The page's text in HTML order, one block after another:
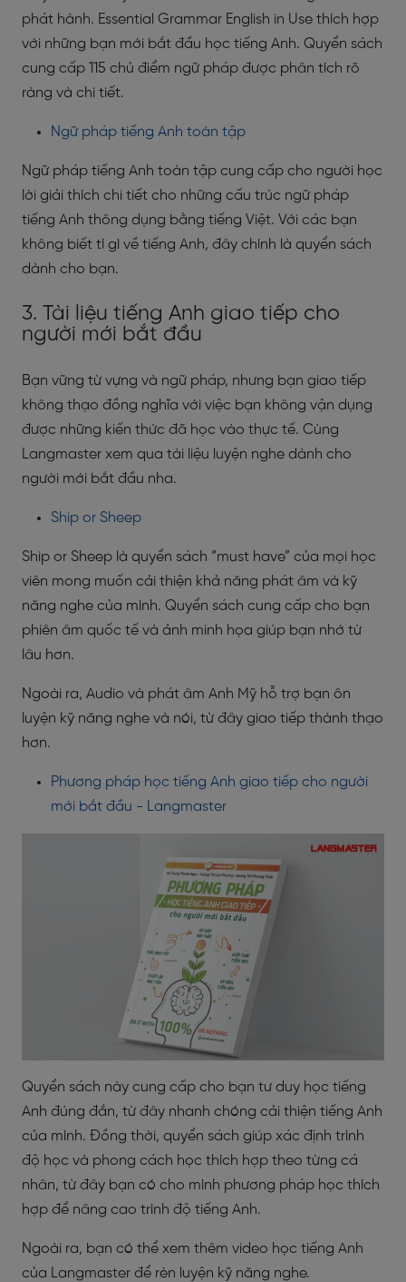
phát hành. Essential Grammar English in Use thích hợp
với những bạn mới bắt đầu học tiếng Anh. Quyển sách
cung cấp 115 chủ điểm ngữ pháp được phân tích rõ
ràng và chi tiết.
Ngữ pháp tiếng Anh toàn tập
Ngữ pháp tiếng Anh toàn tập cung cấp cho người học
lời giải thích chi tiết cho những cấu trúc ngữ pháp
tiếng Anh thông dụng bằng tiếng Việt. Với các bạn
không biết tí gì về tiếng Anh, đây chính là quyển sách
dành cho bạn.
3. Tài liệu tiếng Anh giao tiếp cho
người mới bắt đầu
Bạn vững từ vựng và ngữ pháp, nhưng bạn giao tiếp
không thạo đồng nghĩa với việc bạn không vận dụng
được những kiến thức đã học vào thực tế. Cùng
Langmaster xem qua tài liệu luyện nghe dành cho
người mới bắt đầu nha.
Ship or Sheep
Ship or Sheep là quyển sách “must have” của mọi học
viên mong muốn cải thiện khả năng phát âm và kỹ
năng nghe của mình. Quyển sách cung cấp cho bạn
phiên âm quốc tế và ảnh minh họa giúp bạn nhớ từ
lâu hơn.
Ngoài ra, Audio và phát âm Anh Mỹ hỗ trợ bạn ôn
luyện kỹ năng nghe và nói, từ đây giao tiếp thành thạo
hơn.
Phương pháp học tiếng Anh giao tiếp cho người
mới bắt đầu - Langmaster
Quyển sách này cung cấp cho bạn tư duy học tiếng
Anh đúng đắn, từ đây nhanh chóng cải thiện tiếng Anh
của mình. Đồng thời, quyển sách giúp xác định trình
độ học và phong cách học thích hợp theo từng cá
nhân, từ đây bạn có cho mình phương pháp học thích
hợp để nâng cao trình độ tiếng Anh.
Ngoài ra, bạn có thể xem thêm video học tiếng Anh
của Langmaster để rèn luyện kỹ năng nghe.